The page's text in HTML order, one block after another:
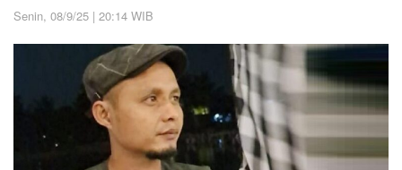
Senin, 08/9/25 | 20:14 WIB